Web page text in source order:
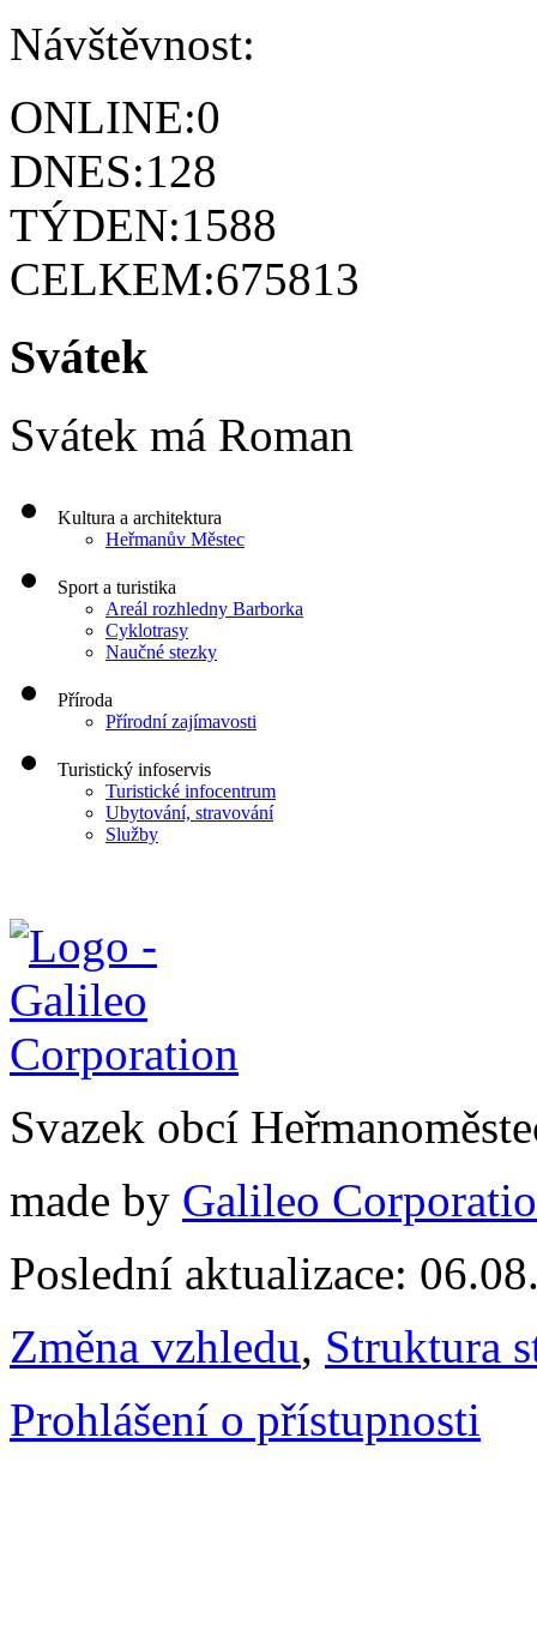
Návštěvnost:
ONLINE:0
DNES:128
TÝDEN:1588
CELKEM:675813
Svátek
Svátek má Roman
Kultura a architektura
Heřmanův Městec
Sport a turistika
Areál rozhledny Barborka
Cyklotrasy
Naučné stezky
Příroda
Přírodní zajímavosti
Turistický infoservis
Turistické infocentrum
Ubytování, stravování
Služby
Svazek obcí
made by Galileo
Poslední aktualizace:
Změna vzhledu, Struktura
Prohlášení o přístupnosti